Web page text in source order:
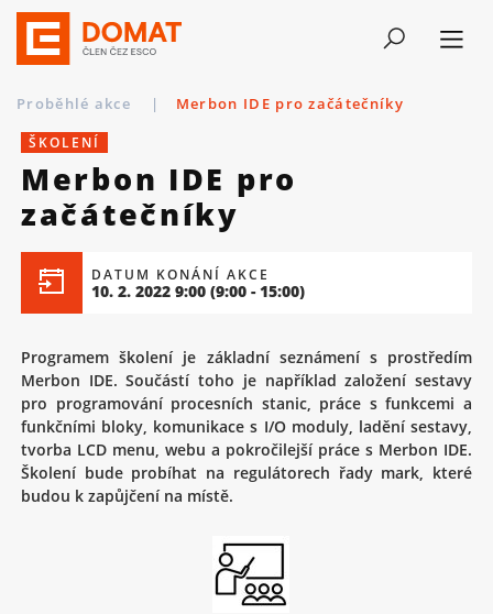
Proběhlé akce | Merbon IDE pro začátečníky
ŠKOLENÍ
Merbon IDE pro
začátečníky
DATUM KONÁNÍ AKCE
10. 2. 2022 9:00 (9:00 - 15:00)
Programem školení je základní seznámení s prostředím
Merbon IDE. Součástí toho je například založení sestavy
pro programování procesních stanic, práce s funkcemi a
funkčními bloky, komunikace s I/O moduly, ladění sestavy,
tvorba LCD menu, webu a pokročilejší práce s Merbon IDE.
Školení bude probíhat na regulátorech řady mark, které
budou k zapůjčení na místě.